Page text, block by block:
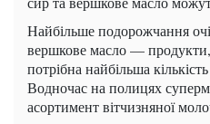
Найбільше подорожчання
вершкове масло —
потрібна найбільша
Водночас на полицях
асортимент вітчизняної